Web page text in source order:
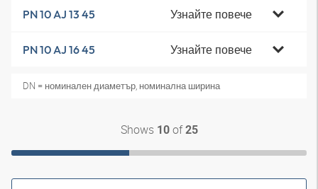
PN 10 AJ 13 45 Узнайте повече
PN 10 AJ 16 45 Узнайте повече
DN = номинален диаметър, номинална ширина
Shows 10of25